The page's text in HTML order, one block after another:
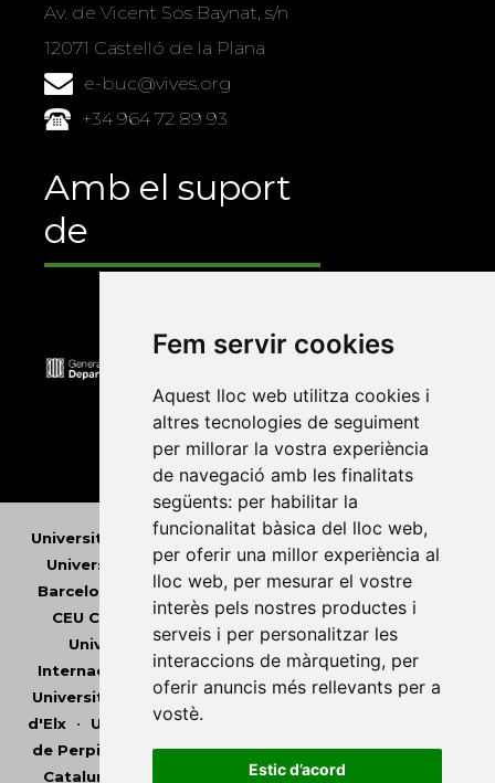
Fem servir cookies
Aquest lloc web utilitza cookies i
altres tecnologies de seguiment
per millorar la vostra experiència
de navegació amb les finalitats
següents: per habilitar la
funcionalitat bàsica del lloc web,
per oferir una millor experiència al
lloc web, per mesurar el vostre
interès pels nostres productes i
serveis i per personalitzar les
interaccions de màrqueting, per
oferir anuncis més rellevants per a
vostè.
Estic d’acord
Av. de Vicent Sos Baynat, s/n
12071 Castelló de la Plana
e-buc@vives.org
+34 964 72 89 93
Amb el suport
de
Universitat Abat Oliba CEU•Universitat d'Alacant
Universitat d'Andorra •Universitat Autònoma de
Barcelona
Universitat de Barcelona• Universitat
CEU Cardenal Herrera• Universitat de Girona
Universitat de les Illes Balears•Universitat
Internacional de Catalunya • Universitat Jaume I
Universitat de Lleida •Universitat Miguel Hernández
d'Elx• Universitat Oberta de Catalunya
de Perpinyà Via Domitia•Universitat Politècnica de
Catalunya
Universitat Politècnica de València